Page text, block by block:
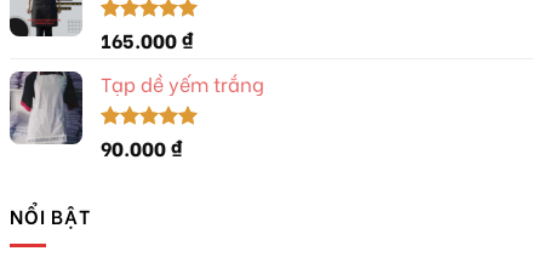
Được xếp
hạng 5.00
5 sao
165.000₫
Tạp dề yếm trắng
Được xếp
hạng5.00
90.000₫
NỔI BẬT